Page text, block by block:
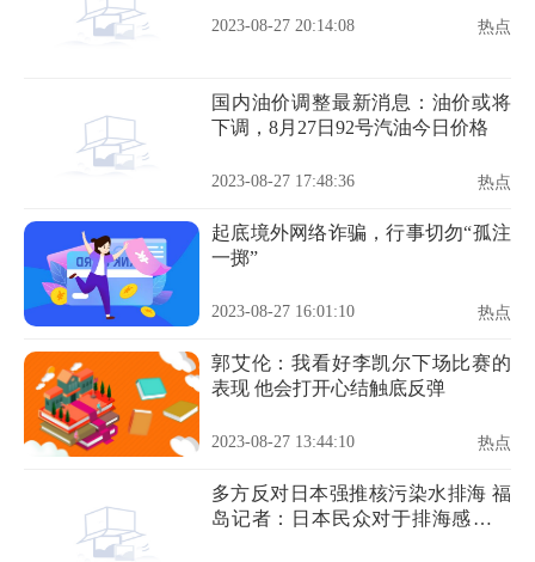
2023-08-27 20:14:08 热点
国内油价调整最新消息：油价或将
下调，8月27日92号汽油今日价格
2023-08-27 17:48:36 热点
起底境外网络诈骗，行事切勿“孤注
一掷”
2023-08-27 16:01:10 热点
郭艾伦：我看好李凯尔下场比赛的
表现 他会打开心结触底反弹
2023-08-27 13:44:10 热点
多方反对日本强推核污染水排海 福
岛记者：日本民众对于排海感到愤